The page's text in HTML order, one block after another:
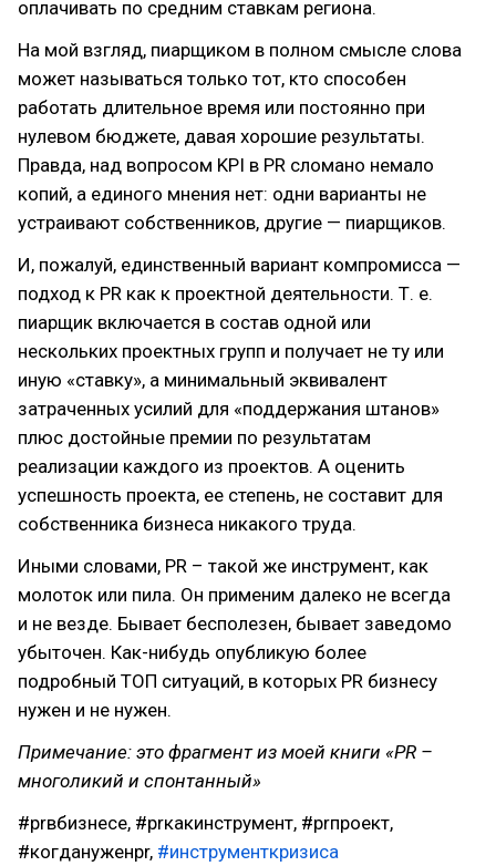
оплачивать по средним ставкам региона.
На мой взгляд, пиарщиком в полном смысле слова
может называться только тот, кто способен
работать длительное время или постоянно при
нулевом бюджете, давая хорошие результаты.
Правда, над вопросом KPI в PR сломано немало
копий, а единого мнения нет: одни варианты не
устраивают собственников, другие — пиарщиков.
И, пожалуй, единственный вариант компромисса —
подход к PR как к проектной деятельности. Т. е.
пиарщик включается в состав одной или
нескольких проектных групп и получает не ту или
иную «ставку», а минимальный эквивалент
затраченных усилий для «поддержания штанов»
плюс достойные премии по результатам
реализации каждого из проектов. А оценить
успешность проекта, ее степень, не составит для
собственника бизнеса никакого труда.
Иными словами, PR – такой же инструмент, как
молоток или пила. Он применим далеко не всегда
и не везде. Бывает бесполезен, бывает заведомо
убыточен. Как-нибудь опубликую более
подробный ТОП ситуаций, в которых PR бизнесу
нужен и не нужен.
Примечание: это фрагмент из моей книги «PR –
многоликий и спонтанный»
#prвбизнесе, #prкакинструмент, #prпроект,
#когдануженpr, #инструменткризиса